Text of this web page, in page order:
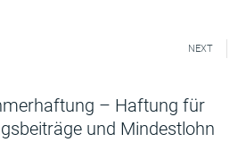
NEXT
– Haftung für
und Mindestlohn